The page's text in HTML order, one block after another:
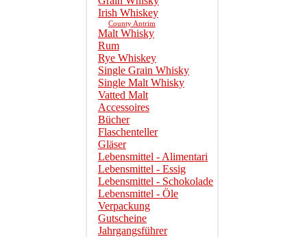
Irish Whiskey
County Antrim
Malt Whisky
Rum
Rye Whiskey
Single Grain Whisky
Single Malt Whisky
Vatted Malt
Accessoires
Bücher
Flaschenteller
Gläser
Lebensmittel - Alimentari
Lebensmittel - Essig
Lebensmittel - Schokolade
Lebensmittel - Öle
Verpackung
Gutscheine
Jahrgangsführer